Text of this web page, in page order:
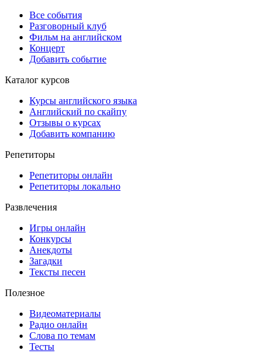
Все события
Разговорный клуб
Фильм на английском
Концерт
Добавить событие
Каталог курсов
Курсы английского языка
Английский по скайпу
Отзывы о курсах
Добавить компанию
Репетиторы
Репетиторы онлайн
Репетиторы локально
Развлечения
Игры онлайн
Конкурсы
Анекдоты
Загадки
Тексты песен
Полезное
Видеоматериалы
Радио онлайн
Слова по темам
Тесты